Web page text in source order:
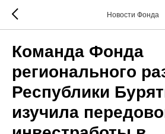
Новости Фонда
Команда Фонда
регионального
Республики
изучила